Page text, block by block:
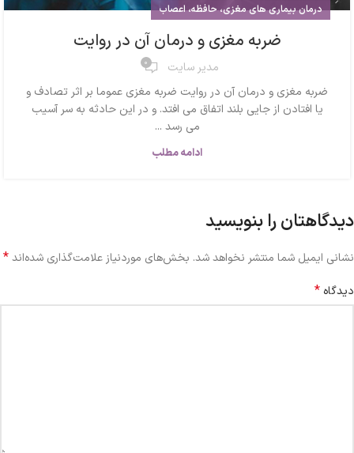
درمان بیماری های مغزی، حافظه، اعصاب
ضربه مغزی و درمان آن در روایت
مدیر سایت 0
ضربه مغزی و درمان آن در روایت ضربه مغزی عموما بر اثر تصادف و
یا افتادن از جایی بلند اتفاق می افتد. و در این حادثه به سر آسیب
می رسد ...
ادامه مطلب
دیدگاهتان را بنویسید
نشانی ایمیل شما منتشر نخواهد شد. بخش‌های موردنیاز علامت‌گذاری شده‌اند*
دیدگاه *